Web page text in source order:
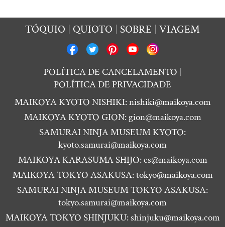
TÓQUIO QUIOTO SOBRE VIAGEM
POLÍTICA DE CANCELAMENTO
POLÍTICA DE PRIVACIDADE
MAIKOYA KYOTO NISHIKI:nishiki@maikoya.com
MAIKOYA KYOTO GION:gion@maikoya.com
SAMURAI NINJA MUSEUM KYOTO:
kyoto.samurai@maikoya.com
MAIKOYA KARASUMA SHIJO:cs@maikoya.com
MAIKOYA TOKYO ASAKUSA:tokyo@maikoya.com
SAMURAI NINJA MUSEUM TOKYO ASAKUSA:
tokyo.samurai@maikoya.com
MAIKOYA TOKYO SHINJUKU:shinjuku@maikoya.com